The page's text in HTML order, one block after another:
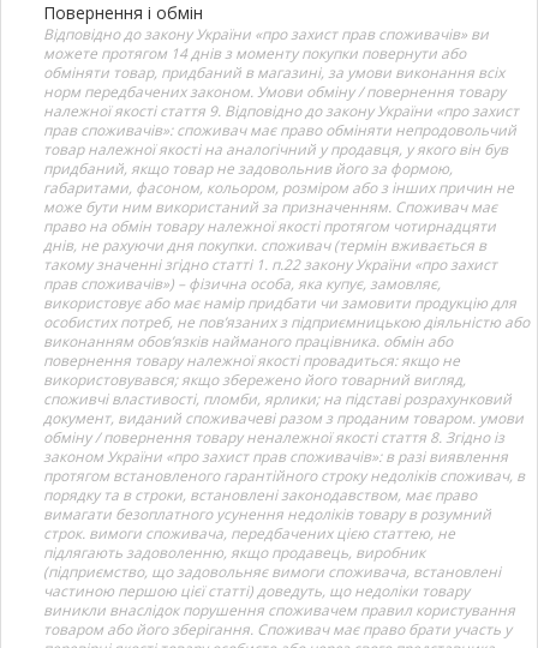
Повернення і обмін
Відповідно до закону України «про захист прав споживачів» ви
можете протягом 14 днів з моменту покупки повернути або
обміняти товар, придбаний в магазині, за умови виконання всіх
норм передбачених законом. Умови обміну / повернення товару
належної якості стаття 9. Відповідно до закону України «про захист
прав споживачів»: споживач має право обміняти непродовольчий
товар належної якості на аналогічний у продавця, у якого він був
придбаний, якщо товар не задовольнив його за формою,
габаритами, фасоном, кольором, розміром або з інших причин не
може бути ним використаний за призначенням. Споживач має
право на обмін товару належної якості протягом чотирнадцяти
днів, не рахуючи дня покупки. споживач (термін вживається в
такому значенні згідно статті 1. п.22 закону України «про захист
прав споживачів») – фізична особа, яка купує, замовляє,
використовує або має намір придбати чи замовити продукцію для
особистих потреб, не пов’язаних з підприємницькою діяльністю або
виконанням обов’язків найманого працівника. обмін або
повернення товару належної якості провадиться: якщо не
використовувався; якщо збережено його товарний вигляд,
споживчі властивості, пломби, ярлики; на підставі розрахунковий
документ, виданий споживачеві разом з проданим товаром. умови
обміну / повернення товару неналежної якості стаття 8. Згідно із
законом України «про захист прав споживачів»: в разі виявлення
протягом встановленого гарантійного строку недоліків споживач, в
порядку та в строки, встановлені законодавством, має право
вимагати безоплатного усунення недоліків товару в розумний
строк. вимоги споживача, передбачених цією статтею, не
підлягають задоволенню, якщо продавець, виробник
(підприємство, що задовольняє вимоги споживача, встановлені
частиною першою цієї статті) доведуть, що недоліки товару
виникли внаслідок порушення споживачем правил користування
товаром або його зберігання. Споживач має право брати участь у